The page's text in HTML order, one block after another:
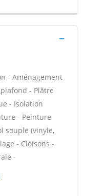
- Aménagement
- Plâtre
- Isolation
- Peinture
souple (vinyle,
- Cloisons -
-